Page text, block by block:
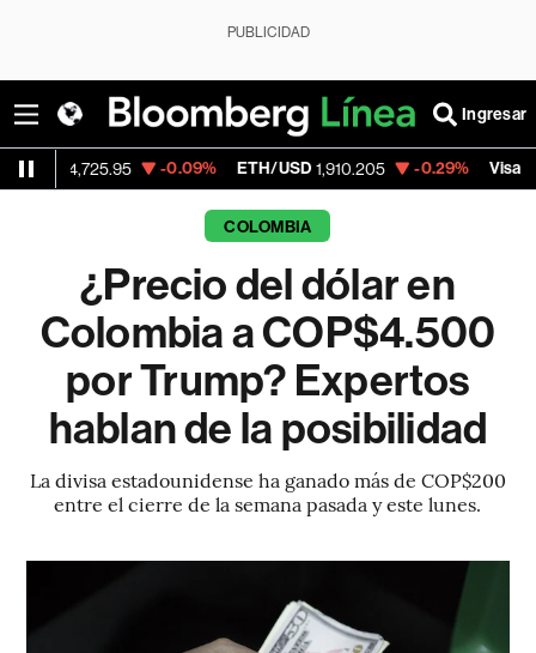
PUBLICIDAD
Ingresar
-0.09% ETH/USD 1,910.205 -0.29% Visa 368.54 -
COLOMBIA
¿Precio del dólar en
Colombia a COP$4.500
por Trump? Expertos
hablan de la posibilidad
La divisa estadounidense ha ganado más de COP$200
entre el cierre de la semana pasada y este lunes.